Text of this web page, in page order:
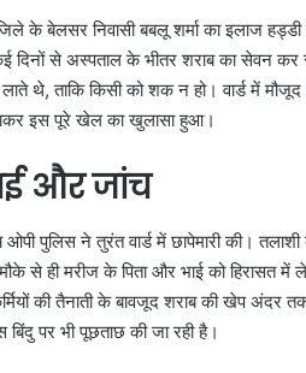
के बेलसर निवासी बबलू शर्मा का इलाज
दिनों से अस्पताल के भीतर शराब का सेवन
थे, ताकि किसी को शक न हो। वार्ड में
इस पूरे खेल का खुलासा हुआ।
और जांच
पुलिस ने तुरंत वार्ड में छापेमारी की।
से ही मरीज के पिता और भाई को हिरासत
की तैनाती के बावजूद शराब की खेप अंदर
बिंदु पर भी पूछताछ की जा रही है।